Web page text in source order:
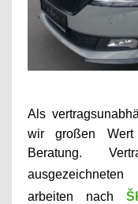
Als
wir großen
Beratung.
arbeiten nach